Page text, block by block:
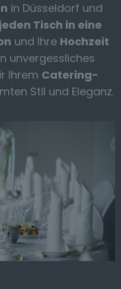
in Düsseldorf und
jeden Tisch in eine
und Ihre Hochzeit
unvergessliches
Ihrem Catering-
Stil und Eleganz.